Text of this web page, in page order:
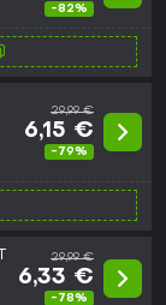
-82%
29,99 €
6,15 €
-79%
29,99 €
6,33 €
-78%